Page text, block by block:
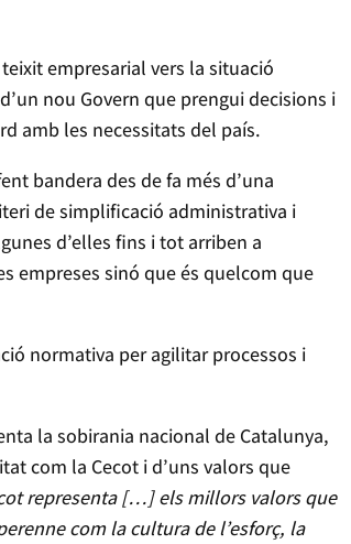
empresarial vers la situació
nou Govern que prengui decisions i
amb les necessitats del país.
bandera des de fa més d’una
de simplificació administrativa i
d’elles fins i tot arriben a
empreses sinó que és quelcom que
normativa per agilitar processos i
la sobirania nacional de Catalunya,
com la Cecot i d’uns valors que
representa […] els millors valors que
com la cultura de l’esforç, la